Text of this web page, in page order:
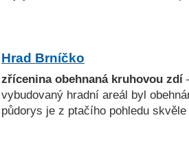
Hrad Brníčko
zřícenina obehnaná kruhovou zdí
vybudovaný hradní areál byl
půdorys je z ptačího pohledu